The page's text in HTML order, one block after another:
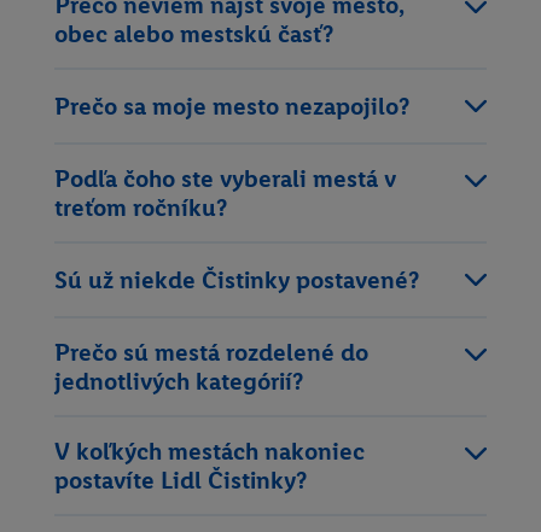
obec alebo mestskú časť?
Prečo sa moje mesto nezapojilo?
Podľa čoho ste vyberali mestá v
treťom ročníku?
Sú už niekde Čistinky postavené?
Prečo sú mestá rozdelené do
jednotlivých kategórií?
V koľkých mestách nakoniec
postavíte Lidl Čistinky?